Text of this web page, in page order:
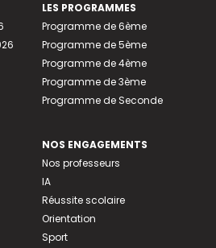
LES PROGRAMMES
Programme de 6ème
Programme de 5ème
Programme de 4ème
Programme de 3ème
Programme de Seconde
NOS ENGAGEMENTS
Nos professeurs
IA
Réussite scolaire
Orientation
Sport